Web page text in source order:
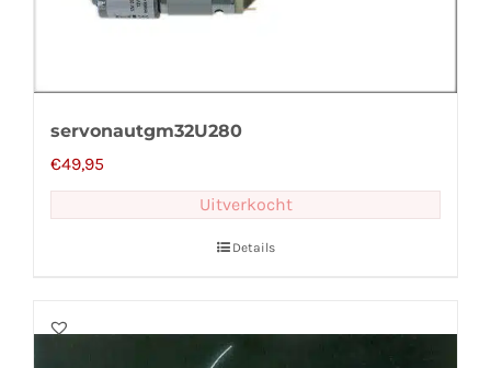
servonautgm32U280
€49,95
Uitverkocht
Details